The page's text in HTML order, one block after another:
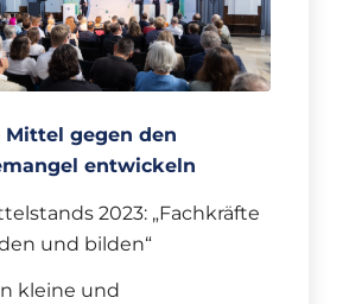
gegen den
entwickeln
2023: „Fachkräfte
und bilden“
kleine und